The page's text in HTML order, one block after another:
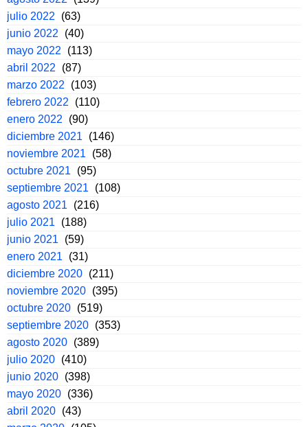
julio 2022
(63)
junio 2022
(40)
mayo 2022
(113)
abril 2022
(87)
marzo 2022
(103)
febrero 2022
(110)
enero 2022
(90)
diciembre 2021
(146)
noviembre 2021
(58)
octubre 2021
(95)
septiembre 2021
(108)
agosto 2021
(216)
julio 2021
(188)
junio 2021
(59)
enero 2021
(31)
diciembre 2020 (211)
noviembre 2020 (395)
octubre 2020 (519)
septiembre 2020 (353)
agosto 2020 (389)
julio 2020 (410)
junio 2020 (398)
mayo 2020 (336)
abril 2020 (43)